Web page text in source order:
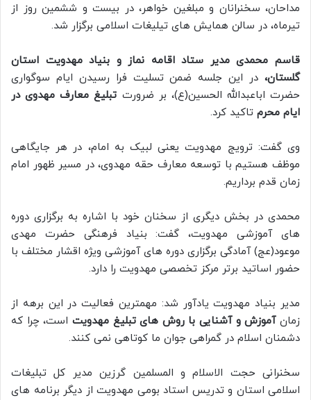
مداحان، سخنرانان و مبلغین خواهر، در بیست و ششمین روز از
تیرماه، در سالن همایش های تیلیغات اسلامی برگزار شد.
قاسم محمدی مدیر ستاد اقامه نماز و بنیاد مهدویت استان
گلستان، در این جلسه ضمن تسلیت فرا رسیدن ایام سوگواری
حضرت اباعبدالله الحسین(ع)، بر ضرورت تبلیغ معارف مهدوی در
ایام محرم تاکید کرد.
وی گفت: ترویج مهدویت یعنی لبیک به امام، در هر جایگاهی
موظف هستیم با توسعه معارف حقه مهدوی، در مسیر ظهور امام
زمان قدم برداریم.
محمدی در بخش دیگری از سخنان خود با اشاره به برگزاری دوره
های آموزشی مهدویت، گفت: بنیاد فرهنگی حضرت مهدی
موعود(عج) آمادگی برگزاری دوره های آموزشی ویژه اقشار مختلف با
حضور اساتید برتر مرکز تخصصی مهدویت را دارد.
مدیر بنیاد مهدویت یادآور شد: مهمترین فعالیت در این برهه از
زمانآموزش و آشنایی با روش های تبلیغ مهدویت است، چرا که
دشمنان اسلام در گمراهی جوان ما کوتاهی نمی کنند.
سخنرانی حجت الاسلام و المسلمین گرزین مدیر کل تبلیغات
اسلامی استان و تدریس استاد بومی مهدویت از دیگر برنامه های